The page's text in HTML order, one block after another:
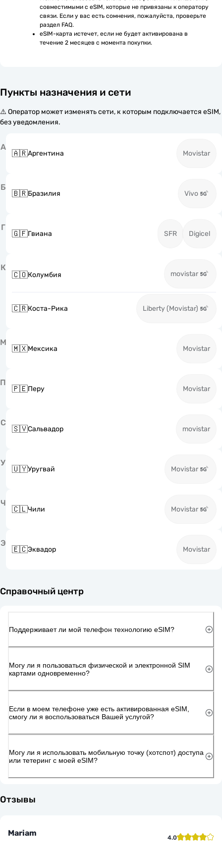
совместимыми с eSIM, которые не привязаны к оператору
связи. Если у вас есть сомнения, пожалуйста, проверьте
раздел FAQ.
eSIM-карта истечет, если не будет активирована в
течение 2 месяцев с момента покупки.
Пункты назначения и сети
⚠️ Оператор может изменять сети, к которым подключается eSIM,
без уведомления.
А
🇦🇷Аргентина Movistar
Б
🇧🇷Бразилия Vivo
Г
🇬🇫Гвиана SFR Digicel
К
🇨🇴Колумбия movistar
🇨🇷Коста-Рика Liberty (Movistar)
М
🇲🇽Мексика Movistar
П
🇵🇪Перу Movistar
С
🇸🇻Сальвадор movistar
У
🇺🇾Уругвай Movistar
Ч
🇨🇱Чили Movistar
Э
🇪🇨Эквадор Movistar
Справочный центр
Поддерживает ли мой телефон технологию eSIM?
Могу ли я пользоваться физической и электронной SIM
картами одновременно?
Если в моем телефоне уже есть активированная eSIM,
смогу ли я воспользоваться Вашей услугой?
Могу ли я использовать мобильную точку (хотспот) доступа
или тетеринг с моей eSIM?
Отзывы
Mariam 4.0